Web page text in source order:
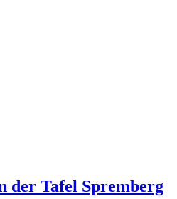
der Tafel Spremberg